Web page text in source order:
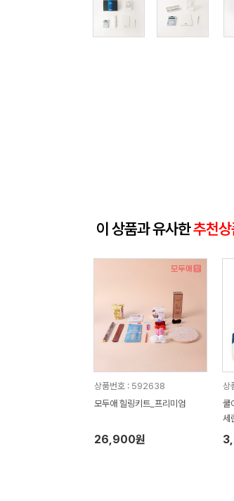
이 상품과 유사한추천
상품번호 : 592638
모두애 힐링키트_프리미엄
26,900원
상
쿨
세
넥